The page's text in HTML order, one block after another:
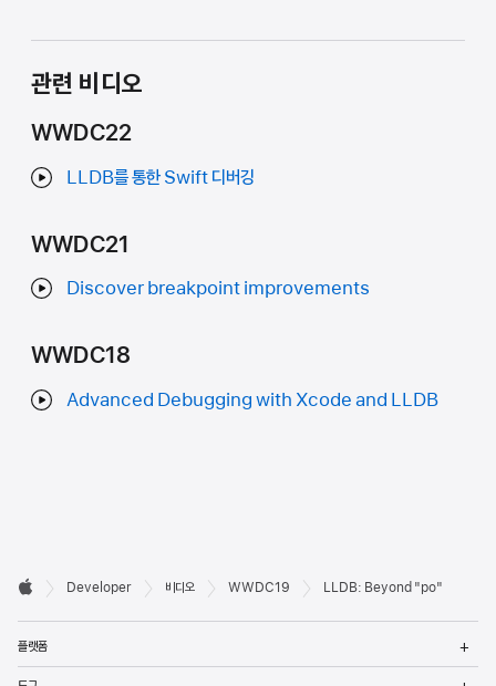
관련 비디오
WWDC22
LLDB를 통한 Swift 디버깅
WWDC21
Discover breakpoint improvements
WWDC18
Advanced Debugging with Xcode and LLDB
Developer
바닥글

Developer 비디오 WWDC19 LLDB: Beyond "po"
플랫폼